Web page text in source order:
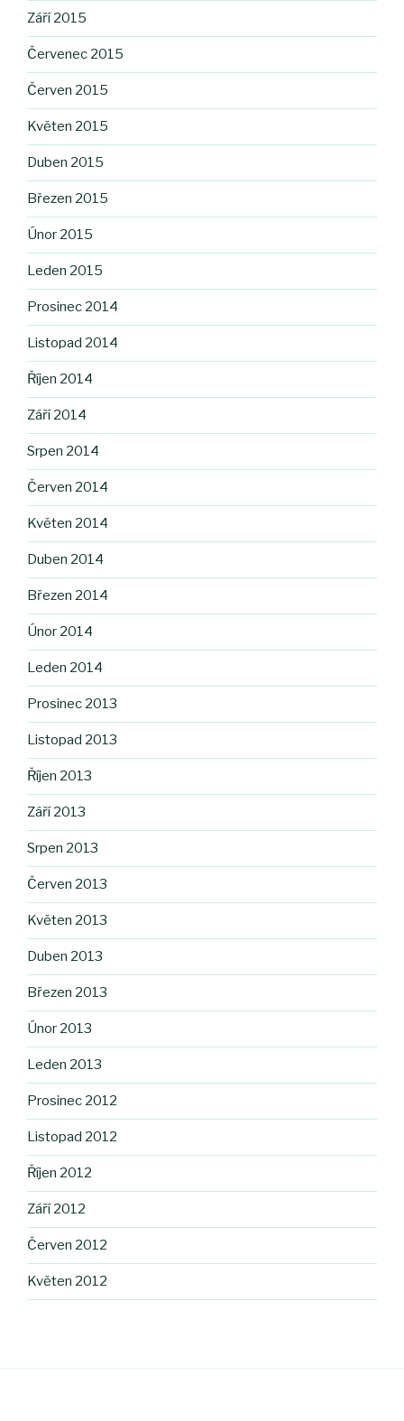
Září 2015
Červenec 2015
Červen 2015
Květen 2015
Duben 2015
Březen 2015
Únor 2015
Leden 2015
Prosinec 2014
Listopad 2014
Říjen 2014
Září 2014
Srpen 2014
Červen 2014
Květen 2014
Duben 2014
Březen 2014
Únor 2014
Leden 2014
Prosinec 2013
Listopad 2013
Říjen 2013
Září 2013
Srpen 2013
Červen 2013
Květen 2013
Duben 2013
Březen 2013
Únor 2013
Leden 2013
Prosinec 2012
Listopad 2012
Říjen 2012
Září 2012
Červen 2012
Květen 2012